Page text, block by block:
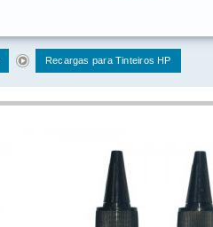
Recargas para Tinteiros HP